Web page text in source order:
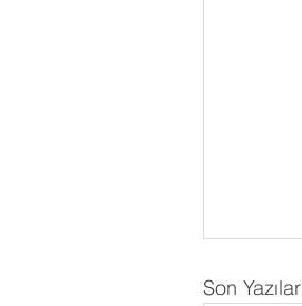
Son Yazılar